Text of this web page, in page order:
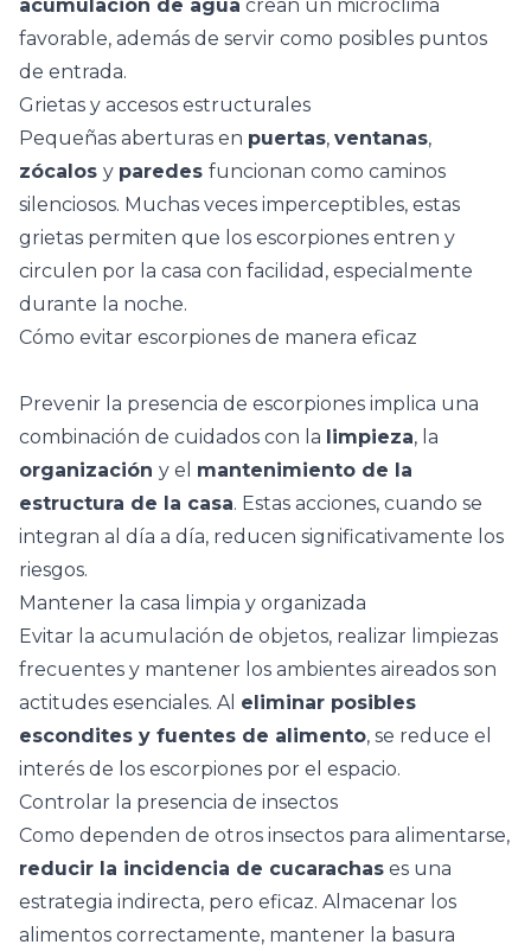
acumulación de agua crean un microclima
favorable, además de servir como posibles puntos
de entrada.
Grietas y accesos estructurales
Pequeñas aberturas en puertas, ventanas,
zócalos y paredes funcionan como caminos
silenciosos. Muchas veces imperceptibles, estas
grietas permiten que los escorpiones entren y
circulen por la casa con facilidad, especialmente
durante la noche.
Cómo evitar escorpiones de manera eficaz
Prevenir la presencia de escorpiones implica una
combinación de cuidados con la limpieza, la
organización y el mantenimiento de la
estructura de la casa. Estas acciones, cuando se
integran al día a día, reducen significativamente los
riesgos.
Mantener la casa limpia y organizada
Evitar la acumulación de objetos, realizar limpiezas
frecuentes y mantener los ambientes aireados son
actitudes esenciales. Al eliminar posibles
escondites y fuentes de alimento, se reduce el
interés de los escorpiones por el espacio.
Controlar la presencia de insectos
Como dependen de otros insectos para alimentarse,
reducir la incidencia de cucarachas es una
estrategia indirecta, pero eficaz. Almacenar los
alimentos correctamente, mantener la basura